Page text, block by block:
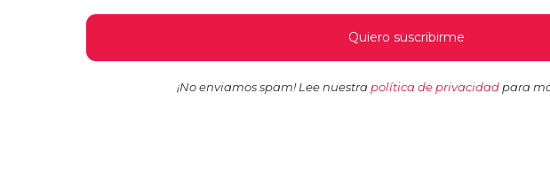
¡No enviamos spam! Lee nuestra política de privacidad para